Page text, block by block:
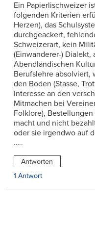
Ein Papierlischweizer
folgenden Kriterien
Herzen), das
durchgeackert,
Schweizerart, kein
(Einwanderer-) Dialekt,
Abendländischen
Berufslehre absolviert,
den Boden (Stasse,
Interesse an den
Mitmachen bei
Folklore),
macht und nicht
oder sie irgendwo auf
…..
Antworten
1 Antwort